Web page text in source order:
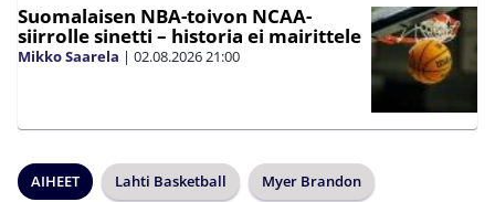
Suomalaisen NBA-toivon NCAA-
siirrolle sinetti – historia ei mairittele
Mikko Saarela | 02.08.202621:00
AIHEET Lahti Basketball Myer Brandon